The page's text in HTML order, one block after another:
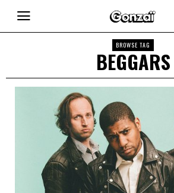
BROWSE TAG
BEGGARS